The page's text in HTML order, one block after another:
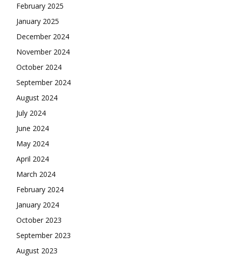
February 2025
January 2025
December 2024
November 2024
October 2024
September 2024
August 2024
July 2024
June 2024
May 2024
April 2024
March 2024
February 2024
January 2024
October 2023
September 2023
August 2023